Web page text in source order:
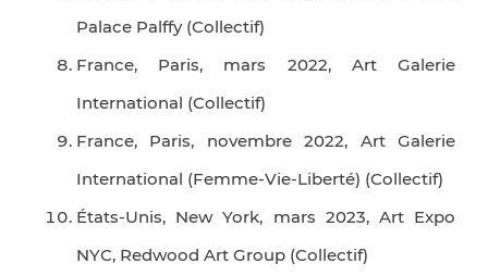
Palace Palffy (Collectif)
France, Paris, mars 2022, Art Galerie
International (Collectif)
France, Paris, novembre 2022, Art Galerie
International (Femme-Vie-Liberté) (Collectif)
États-Unis, New York, mars 2023, Art Expo
NYC, Redwood Art Group (Collectif)